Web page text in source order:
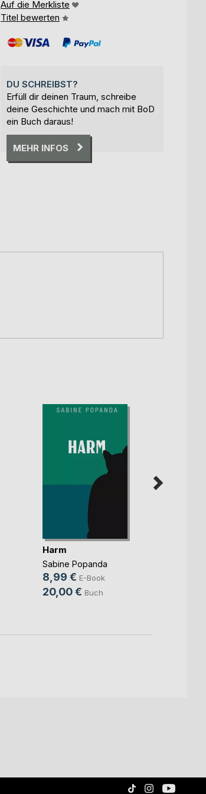
Auf die Merkliste
Titel bewerten
DU SCHREIBST?
Erfüll dir deinen Traum, schreibe
deine Geschichte und mach mit BoD
ein Buch daraus!
MEHR INFOS
Harm
Sabine Popanda
8,99 € E-Book
20,00 € Buch